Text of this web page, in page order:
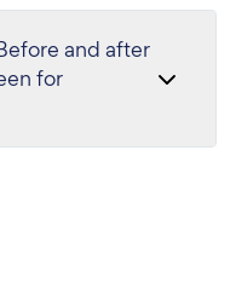
and after
for